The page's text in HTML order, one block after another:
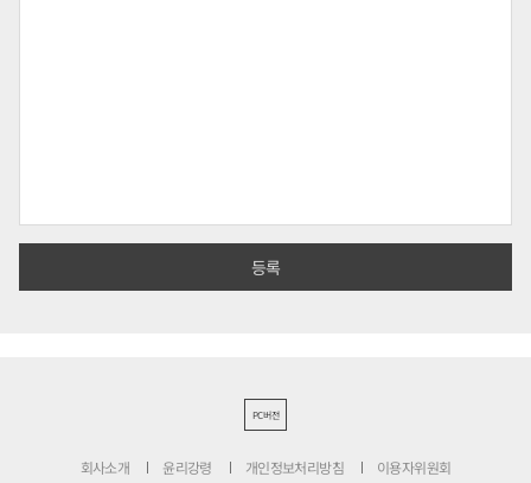
PC버전
회사소개 윤리강령 개인정보처리방침 이용자위원회